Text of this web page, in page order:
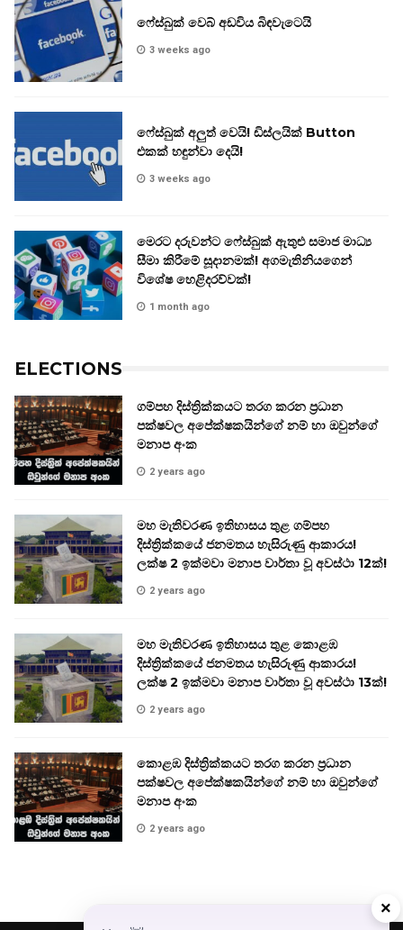
×
ෆේස්බුක් වෙබ් අඩවිය බිඳවැටෙයි
3 weeks ago
ෆේස්බුක් අලුත් වෙයි! ඩිස්ලයික් Button
එකක් හඳුන්වා දෙයි!
3 weeks ago
මෙරට දරුවන්ට ෆේස්බුක් ඇතුළු සමාජ මාධ්‍ය
සීමා කිරීමේ සූදානමක්! අගමැතිනියගෙන්
විශේෂ හෙළිදරව්වක්!
1 month ago
ELECTIONS
ගම්පහ දිස්ත්‍රික්කයට තරග කරන ප්‍රධාන
පක්ෂවල අපේක්ෂකයින්ගේ නම් හා ඔවුන්ගේ
මනාප අංක
2 years ago
මහ මැතිවරණ ඉතිහාසය තුළ ගම්පහ
දිස්ත්‍රික්කයේ ජනමතය හැසිරුණු ආකාරය!
ලක්ෂ 2 ඉක්මවා මනාප වාර්තා වූ අවස්ථා 12ක්!
2 years ago
මහ මැතිවරණ ඉතිහාසය තුළ කොළඹ
දිස්ත්‍රික්කයේ ජනමතය හැසිරුණු ආකාරය!
ලක්ෂ 2 ඉක්මවා මනාප වාර්තා වූ අවස්ථා 13ක්!
2 years ago
කොළඹ දිස්ත්‍රික්කයට තරග කරන ප්‍රධාන
පක්ෂවල අපේක්ෂකයින්ගේ නම් හා ඔවුන්ගේ
මනාප අංක
2 years ago